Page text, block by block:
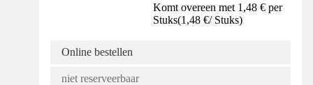
Komt overeen met 1,48 € per
Stuks(1,48 €/ Stuks)
Online bestellen
niet reserveerbaar